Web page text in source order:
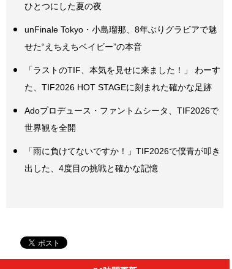
ひとつにした夏の夜
unFinale Tokyo・小島瑠那、8年ぶりグラビアで魅
せた“えちえちベイビー”の本音
「ラストのTIF、本気を見せに来ました！」 わーす
た、TIF2026 HOT STAGEに刻まれた確かな足跡
Adoプロデュース・ファントムシータ、TIF2026で
世界観を全開
「雨に負けてないですか！」TIF2026で僕青が叩き
出した、4度目の挑戦と確かな記憶